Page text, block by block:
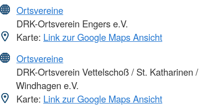
Ortsvereine
DRK-Ortsverein Engers e.V.
Karte: Link zur Google Maps Ansicht
Ortsvereine
DRK-Ortsverein Vettelschoß / St. Katharinen /
Windhagen e.V.
Karte: Link zur Google Maps Ansicht